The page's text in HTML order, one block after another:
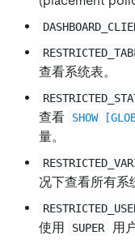
查看系统表。
查看
SHOW
量。
况下查看所有系
使用
SUPER 用